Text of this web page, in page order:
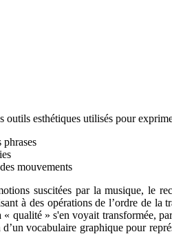
esthétiques utilisés pour
phrases
mouvements
suscitées par la musique, le
à des opérations de l’ordre de
qualité » s'en voyait transformée,
vocabulaire graphique pour